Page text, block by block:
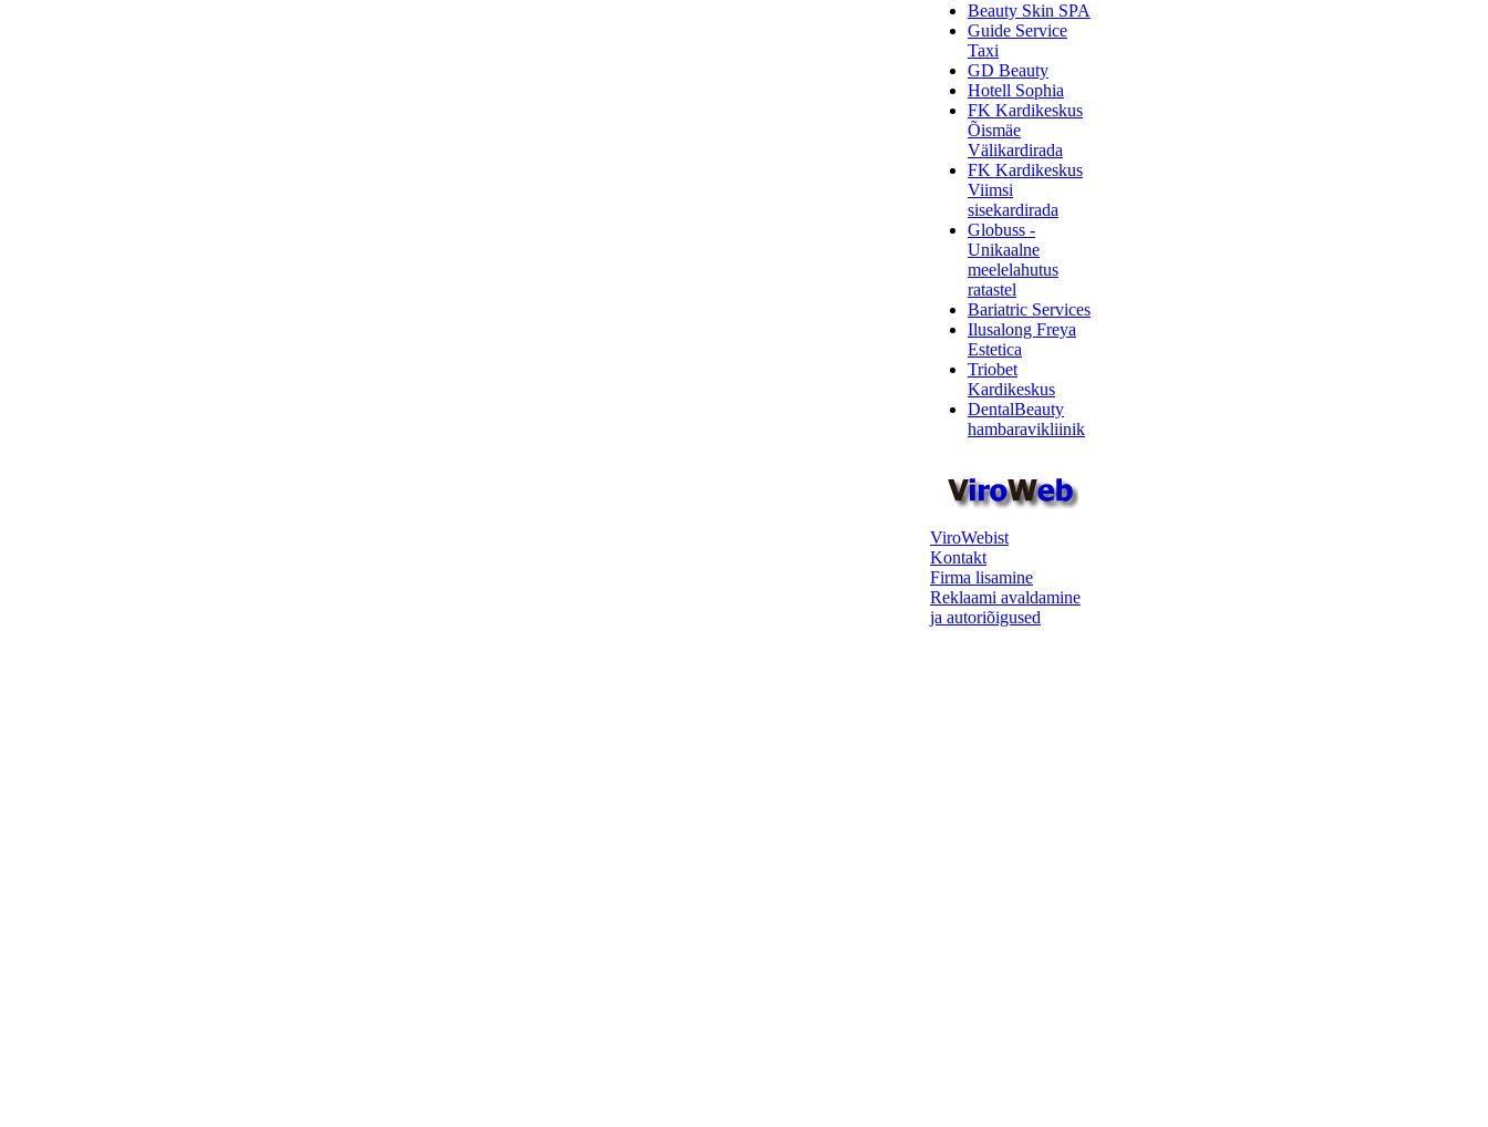
Beauty Skin SPA
Guide Service
Taxi
GD Beauty
Hotell Sophia
FK Kardikeskus
Õismäe
Välikardirada
FK Kardikeskus
Viimsi
sisekardirada
Globuss -
Unikaalne
meelelahutus
ratastel
Bariatric Services
Ilusalong Freya
Estetica
Triobet
Kardikeskus
DentalBeauty
hambaravikliinik
ViroWebist
Kontakt
Firma lisamine
Reklaami avaldamine
ja autoriõigused